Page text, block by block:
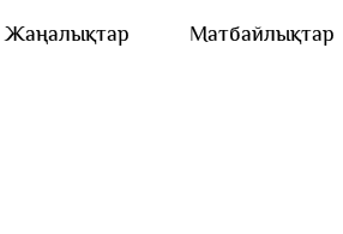
Жаңалықтар Матбайлықтар